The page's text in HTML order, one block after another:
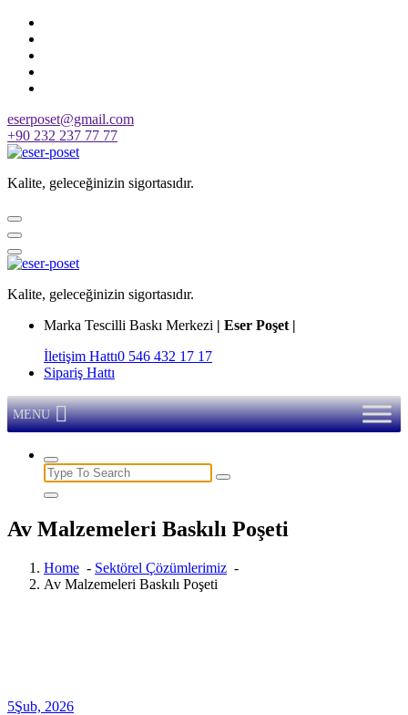
Skip
content
eserposet@gmail.com
+90 232 237 77 77
Kalite, geleceğinizin sigortasıdır.
Kalite, geleceğinizin sigortasıdır.
Marka Tescilli Baskı Merkezi | Eser Poşet |
İletişim Hattı0 546 432 17 17
Sipariş Hattı
MENU
Search
for:
Av Malzemeleri Baskılı Poşeti
Home - Sektörel Çözümlerimiz -
Av Malzemeleri Baskılı Poşeti
5Şub, 2026